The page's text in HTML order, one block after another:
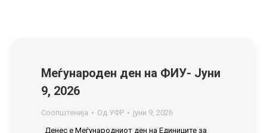
Меѓународен ден на ФИУ- Jуни
9, 2026
Соопштенија Од УФР
јуни 9, 2026
Денес е Меѓународниот ден на Единиците за